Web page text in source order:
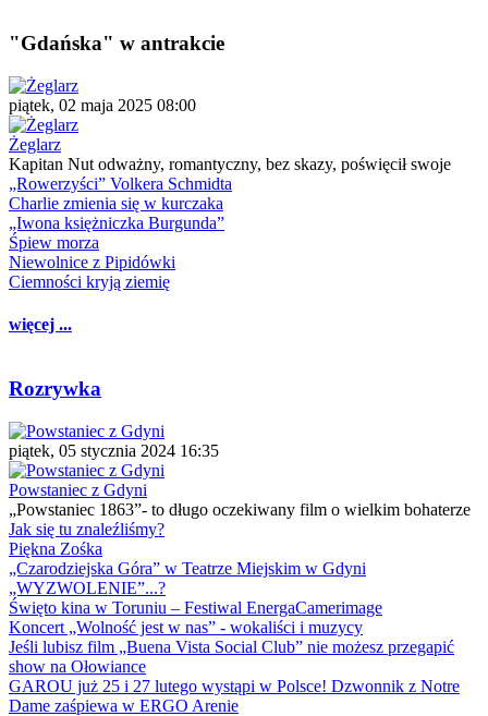
"Gdańska" w antrakcie
piątek, 02 maja 2025 08:00
Żeglarz
Kapitan Nut odważny, romantyczny, bez skazy, poświęcił swoje
„Rowerzyści” Volkera Schmidta
Charlie zmienia się w kurczaka
„Iwona księżniczka Burgunda”
Śpiew morza
Niewolnice z Pipidówki
Ciemności kryją ziemię
więcej ...
Rozrywka
piątek, 05 stycznia 2024 16:35
Powstaniec z Gdyni
„Powstaniec 1863”- to długo oczekiwany film o wielkim bohaterze
Jak się tu znaleźliśmy?
Piękna Zośka
„Czarodziejska Góra” w Teatrze Miejskim w Gdyni
„WYZWOLENIE”...?
Święto kina w Toruniu – Festiwal EnergaCamerimage
Koncert „Wolność jest w nas” - wokaliści i muzycy
Jeśli lubisz film „Buena Vista Social Club” nie możesz przegapić
show na Ołowiance
GAROU już 25 i 27 lutego wystąpi w Polsce! Dzwonnik z Notre
Dame zaśpiewa w ERGO Arenie